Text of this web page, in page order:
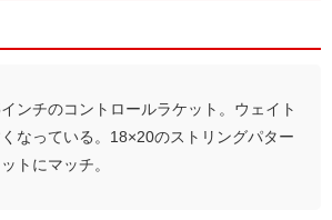
ンチのコントロールラケット。ウェイト
なっている。18×20のストリングパター
トにマッチ。